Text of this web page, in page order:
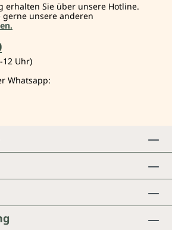
erhalten Sie über unsere Hotline.
unsere anderen
12 Uhr)
Whatsapp: